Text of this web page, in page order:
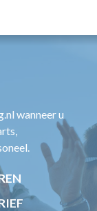
wanneer u